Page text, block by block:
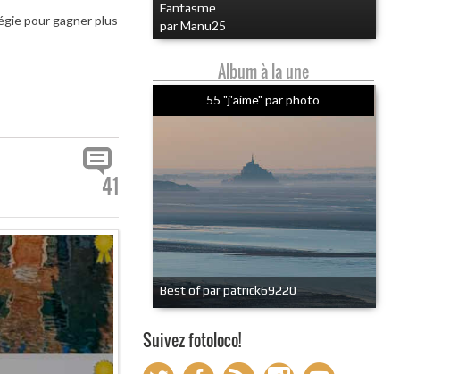
pour gagner plus
41
Fantasme
par Manu25
Album à la une
55 "j'aime" par photo
Best of par patrick69220
Suivez fotoloco!